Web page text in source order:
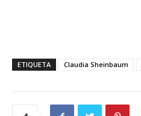
ETIQUETA Claudia Sheinbaum